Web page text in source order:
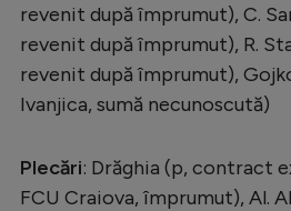
revenit după împrumut), C.
revenit după împrumut), R.
revenit după împrumut),
Ivanjica, sumă necunoscută)
Plecări: Drăghia (p, contract
FCU Craiova, împrumut), Al.